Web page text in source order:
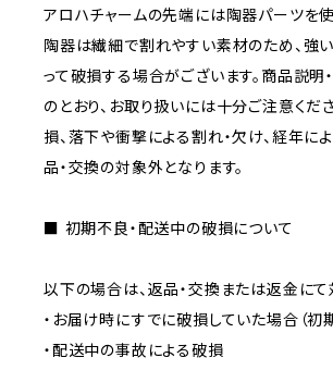
アロハチャームの先端には陶器パーツを使
陶器は繊細で割れやすい素材のため、強
って破損する場合がございます。商品説明
のとおり、お取り扱いには十分ご注意くだ
損、落下や衝撃による割れ・欠け、経年に
品・交換の対象外となります。
■ 初期不良・配送中の破損について
以下の場合は、返品・交換または返金にて
・お届け時にすでに破損していた場合（初
・配送中の事故による破損